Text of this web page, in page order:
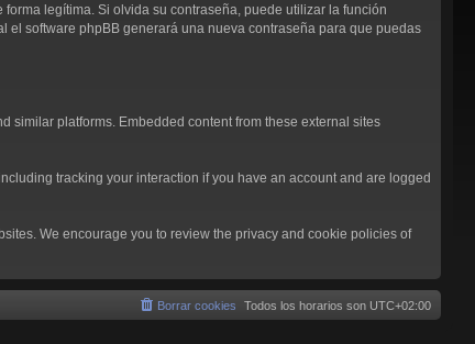
legítima. Si olvida su contraseña, puede utilizar la función
el software phpBB generará una nueva contraseña para que puedas
similar platforms. Embedded content from these external sites
tracking your interaction if you have an account and are logged
We encourage you to review the privacy and cookie policies of
Todos los horarios son UTC+02:00
Borrar cookies